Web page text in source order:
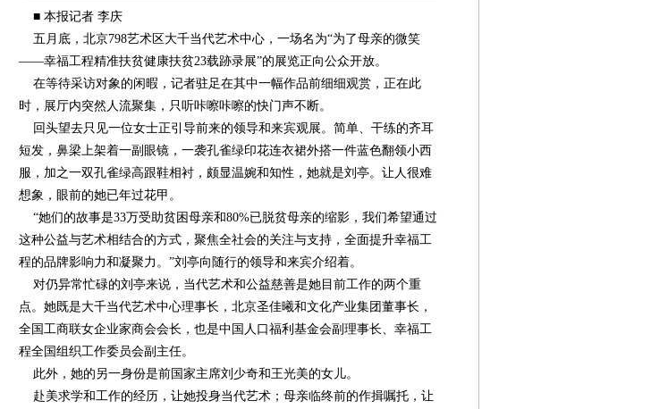
■ 本报记者 李庆
五月底，北京798艺术区大千当代艺术中心，一场名为“为了母亲的微笑
——幸福工程精准扶贫健康扶贫23载跡录展”的展览正向公众开放。
在等待采访对象的闲暇，记者驻足在其中一幅作品前细细观赏，正在此
时，展厅内突然人流聚集，只听咔嚓咔嚓的快门声不断。
回头望去只见一位女士正引导前来的领导和来宾观展。简单、干练的齐耳
短发，鼻梁上架着一副眼镜，一袭孔雀绿印花连衣裙外搭一件蓝色翻领小西
服，加之一双孔雀绿高跟鞋相衬，颇显温婉和知性，她就是刘亭。让人很难
想象，眼前的她已年过花甲。
“她们的故事是33万受助贫困母亲和80%已脱贫母亲的缩影，我们希望通过
这种公益与艺术相结合的方式，聚焦全社会的关注与支持，全面提升幸福工
程的品牌影响力和凝聚力。”刘亭向随行的领导和来宾介绍着。
对仍异常忙碌的刘亭来说，当代艺术和公益慈善是她目前工作的两个重
点。她既是大千当代艺术中心理事长，北京圣佳曦和文化产业集团董事长，
全国工商联女企业家商会会长，也是中国人口福利基金会副理事长、幸福工
程全国组织工作委员会副主任。
此外，她的另一身份是前国家主席刘少奇和王光美的女儿。
赴美求学和工作的经历，让她投身当代艺术；母亲临终前的作揖嘱托，让